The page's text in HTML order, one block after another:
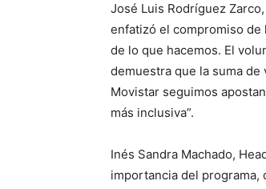
José Luis Rodríguez
enfatizó el compromiso de
de lo que hacemos. El
demuestra que la suma
Movistar seguimos
más inclusiva”.
Inés Sandra Machado,
importancia del programa,